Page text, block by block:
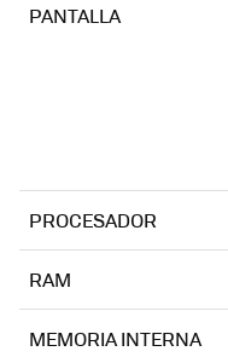
PANTALLA
PROCESADOR
RAM
MEMORIA INTERNA